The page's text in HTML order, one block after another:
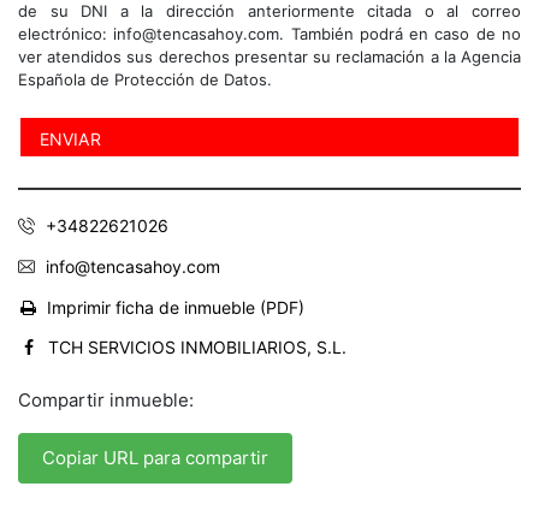
de su DNI a la dirección anteriormente citada o al correo
electrónico: info@tencasahoy.com. También podrá en caso de no
ver atendidos sus derechos presentar su reclamación a la Agencia
Española de Protección de Datos.
+34822621026
info@tencasahoy.com
Imprimir ficha de inmueble (PDF)
TCH SERVICIOS INMOBILIARIOS, S.L.
Compartir inmueble:
Copiar URL para compartir